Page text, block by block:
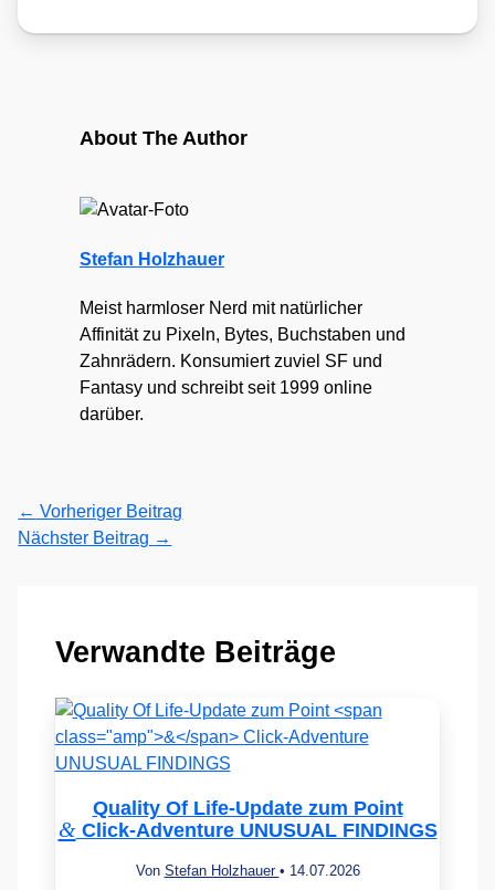
About The Author
Stefan Holzhauer
Meist harmloser Nerd mit natürlicher
Affinität zu Pixeln, Bytes, Buchstaben und
Zahnrädern. Konsumiert zuviel SF und
Fantasy und schreibt seit 1999 online
darüber.
← Vorheriger Beitrag
Nächster Beitrag →
Verwandte Beiträge
Quality Of Life-Update zum Point
&Click-Adventure UNUSUAL FINDINGS
Von Stefan Holzhauer • 14.07.2026